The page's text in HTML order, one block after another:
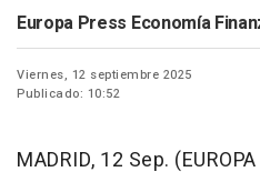
Europa Press Economía
Viernes, 12 septiembre 2025
Publicado: 10:52
MADRID, 12 Sep.